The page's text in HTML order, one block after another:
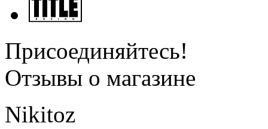
Присоединяйтесь!
Отзывы о магазине
Nikitoz